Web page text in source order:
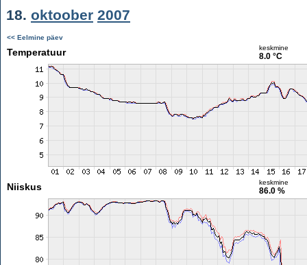
18. oktoober 2007
<< Eelmine päev
Temperatuur keskmine
8.0 °C
Niiskus keskmine
86.0 %